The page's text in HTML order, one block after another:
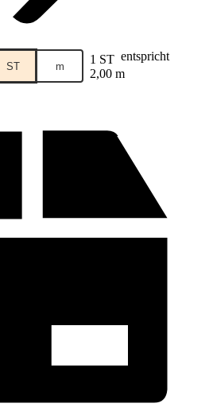
ST m 1 ST entspricht
2,00 m